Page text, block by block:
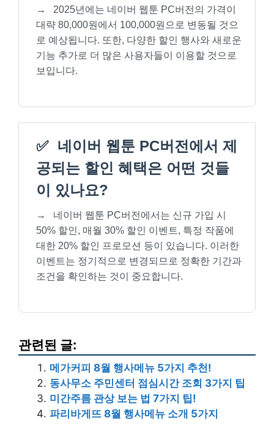
→
2025년에는 네이버 웹툰 PC버전의 가격이
대략 80,000원에서 100,000원으로 변동될 것으
로 예상됩니다. 또한, 다양한 할인 행사와 새로운
기능 추가로 더 많은 사용자들이 이용할 것으로
보입니다.
✅ 네이버 웹툰 PC버전에서 제
공되는 할인 혜택은 어떤 것들
이 있나요?
→
네이버 웹툰 PC버전에서는 신규 가입 시
50% 할인, 매월 30% 할인 이벤트, 특정 작품에
대한 20% 할인 프로모션 등이 있습니다. 이러한
이벤트는 정기적으로 변경되므로 정확한 기간과
조건을 확인하는 것이 중요합니다.
관련된 글:
메가커피 8월 행사메뉴 5가지 추천!
동사무소 주민센터 점심시간 조회 3가지 팁
미간주름 관상 보는 법 7가지 팁!
파리바게뜨 8월 행사메뉴 소개 5가지